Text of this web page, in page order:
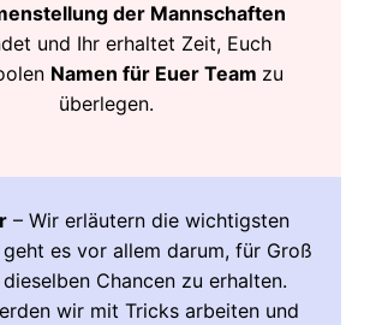
der Mannschaften
und Ihr erhaltet Zeit, Euch
Namen für Euer Team zu
überlegen.
– Wir erläutern die wichtigsten
geht es vor allem darum, für Groß
Chancen zu erhalten.
wir mit Tricks arbeiten und